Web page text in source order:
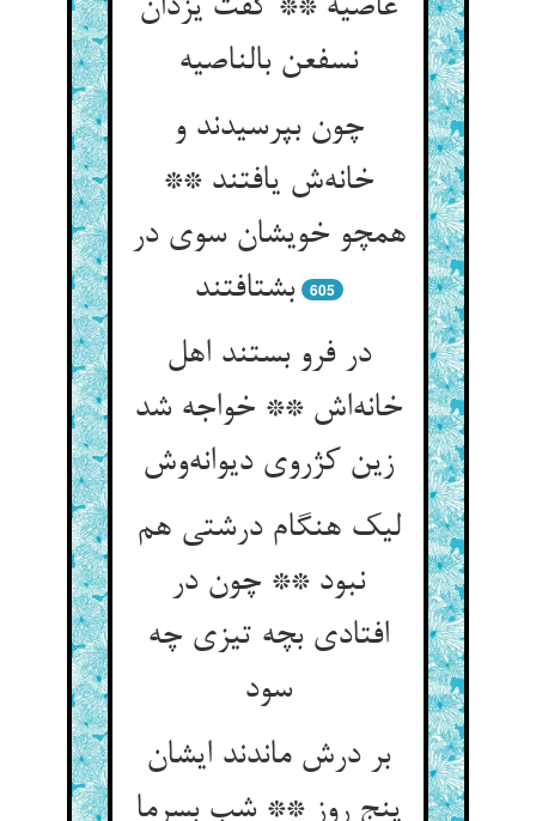
عاصیه ** گفت یزدان
نسفعن بالناصیه
چون بپرسیدند و
خانه‌ش یافتند **
همچو خویشان سوی در
بشتافتند
605
در فرو بستند اهل
خانه‌اش ** خواجه شد
زین کژروی دیوانه‌وش
لیک هنگام درشتی هم
نبود ** چون در
افتادی بچه تیزی چه
سود
بر درش ماندند ایشان
پنج روز ** شب بسرما